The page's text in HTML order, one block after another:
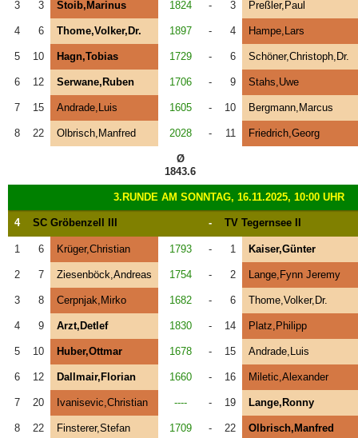
3 3 Stoib,Marinus 1824 - 3 Preßler,Paul
4 6 Thome,Volker,Dr. 1897 - 4 Hampe,Lars
5 10 Hagn,Tobias 1729 - 6 Schöner,Christoph,Dr.
6 12 Serwane,Ruben 1706 - 9 Stahs,Uwe
7 15 Andrade,Luis 1605 - 10 Bergmann,Marcus
8 22 Olbrisch,Manfred 2028 - 11 Friedrich,Georg
Ø
1843.6
3.RUNDE AM SONNTAG, 16.11.2025, 10:00 UHR
4 SC Gröbenzell III - TV Tegernsee II
1 6 Krüger,Christian 1793 - 1 Kaiser,Günter
2 7 Ziesenböck,Andreas 1754 - 2 Lange,Fynn Jeremy
3 8 Cerpnjak,Mirko 1682 - 6 Thome,Volker,Dr.
4 9 Arzt,Detlef 1830 - 14 Platz,Philipp
5 10 Huber,Ottmar 1678 - 15 Andrade,Luis
6 12 Dallmair,Florian 1660 - 16 Miletic,Alexander
7 20 Ivanisevic,Christian ---- - 19 Lange,Ronny
8 22 Finsterer,Stefan 1709 - 22 Olbrisch,Manfred